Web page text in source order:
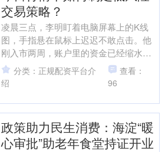
交易策略？
凌晨三点，李明盯着电脑屏幕上的K线
图，手指悬在鼠标上迟迟不敢点击。他
刚入市两周，账户里的资金已经缩水了
30%。屏幕上跳动的数字像一把把尖
刀，刺得他后背发凉——这....
分类：正规配资平台介
绍
查看：
96
政策助力民生消费：海淀“暖
心审批”助老年食堂持证开业